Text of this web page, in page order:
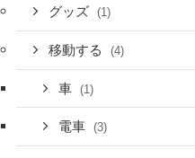
グッズ (1)
移動する (4)
車 (1)
電車 (3)